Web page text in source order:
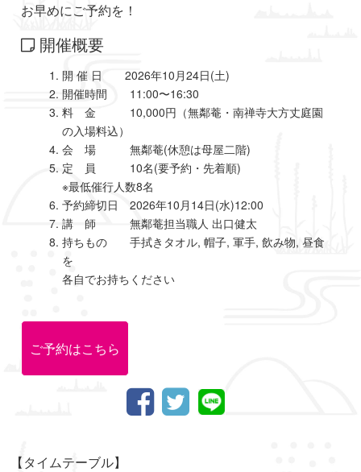
お早めにご予約を！
開催概要
開 催 日 2026年10月24日(土)
開催時間 11:00〜16:30
料 金 10,000円（無鄰菴・南禅寺大方丈庭園
の入場料込）
会 場 無鄰菴(休憩は母屋二階)
定 員 10名(要予約・先着順)
※最低催行人数8名
予約締切日 2026年10月14日(水)12:00
講 師 無鄰菴担当職人 出口健太
持ちもの 手拭きタオル, 帽子, 軍手, 飲み物, 昼食
を
各自でお持ちください
ご予約はこちら
【タイムテーブル】